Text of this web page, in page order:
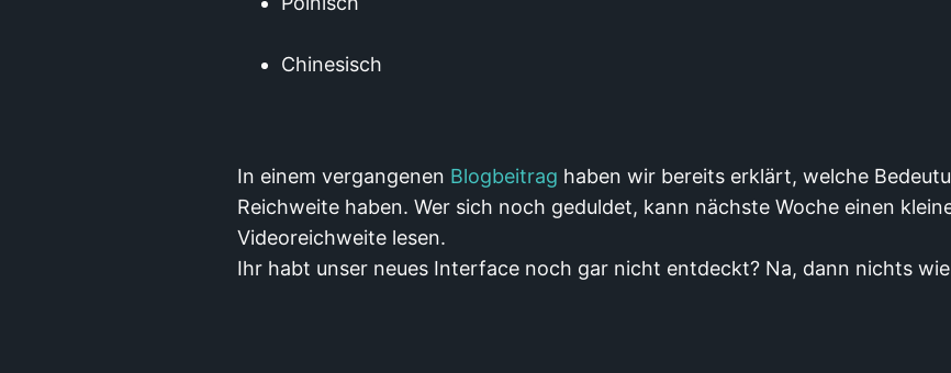
Chinesisch
In einem vergangenen Blogbeitrag haben wir bereits erklärt, welche
Reichweite haben. Wer sich noch geduldet, kann nächste Woche einen
Videoreichweite lesen.
Ihr habt unser neues Interface noch gar nicht entdeckt? Na, dann nichts